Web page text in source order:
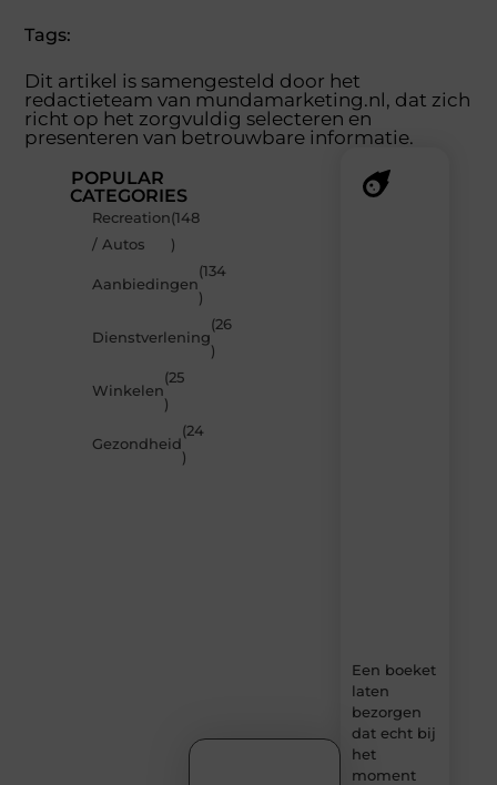
Tags:
Dit artikel is samengesteld door het
redactieteam van mundamarketing.nl, dat zich
richt op het zorgvuldig selecteren en
presenteren van betrouwbare informatie.
POPULAR
CATEGORIES
Recreation
/ Autos
(148
)
Aanbiedingen
(134
)
Dienstverlening
(26
)
Winkelen
(25
)
Gezondheid
(24
)
Een boeket
laten
bezorgen
dat echt bij
het
moment